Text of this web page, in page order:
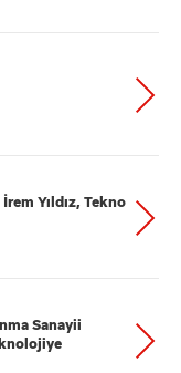
Yıldız, Tekno
Sanayii